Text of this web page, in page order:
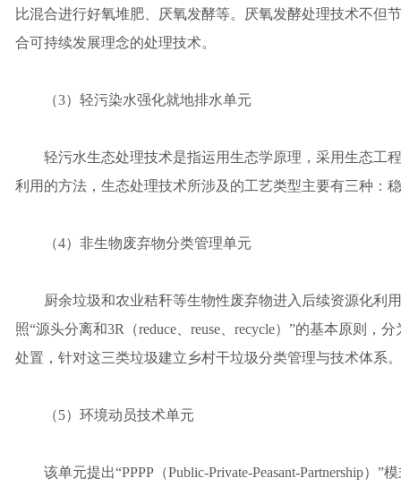
比混合进行好氧堆肥、厌氧发酵等。厌氧发酵处理技术不但
合可持续发展理念的处理技术。
（3）轻污染水强化就地排水单元
轻污水生态处理技术是指运用生态学原理，采用生态工
利用的方法，生态处理技术所涉及的工艺类型主要有三种：
（4）非生物废弃物分类管理单元
厨余垃圾和农业秸秆等生物性废弃物进入后续资源化利
照“源头分离和3R（reduce、reuse、recycle）”的基本原则
处置，针对这三类垃圾建立乡村干垃圾分类管理与技术体系。
（5）环境动员技术单元
该单元提出“PPPP（Public-Private-Peasant-Partnership）